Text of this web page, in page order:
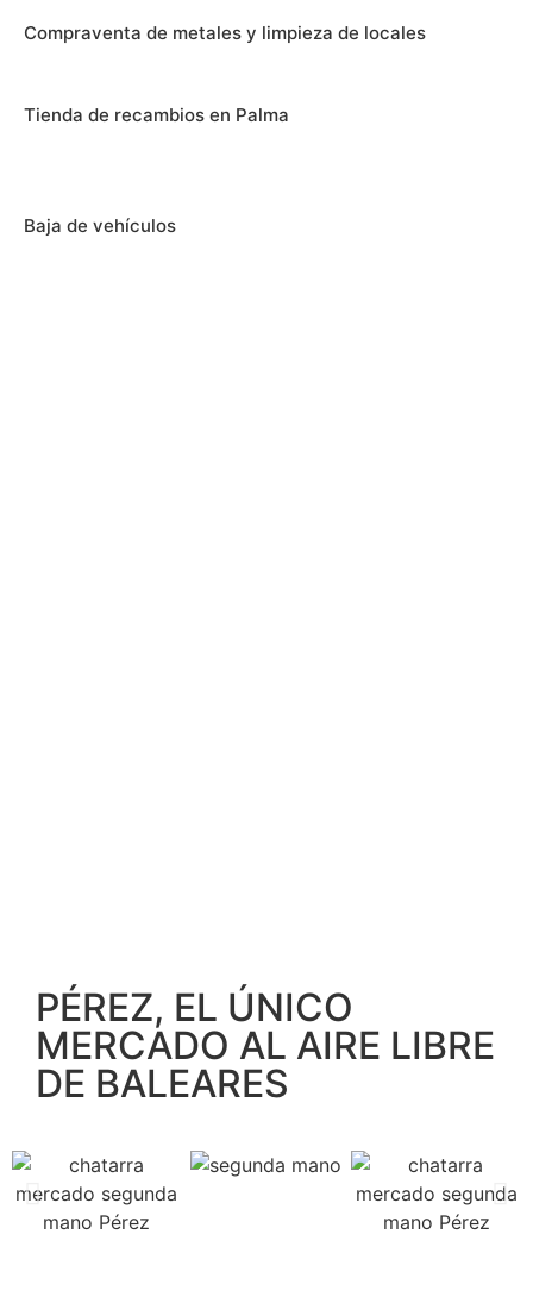
Compraventa de metales y limpieza de locales
Tienda de recambios en Palma
Baja de vehículos
PÉREZ, EL ÚNICO
MERCADO AL AIRE LIBRE
DE BALEARES